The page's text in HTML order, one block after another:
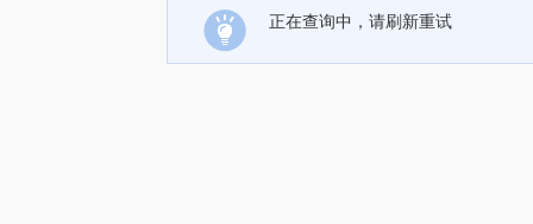
正在查询中，请刷新重试